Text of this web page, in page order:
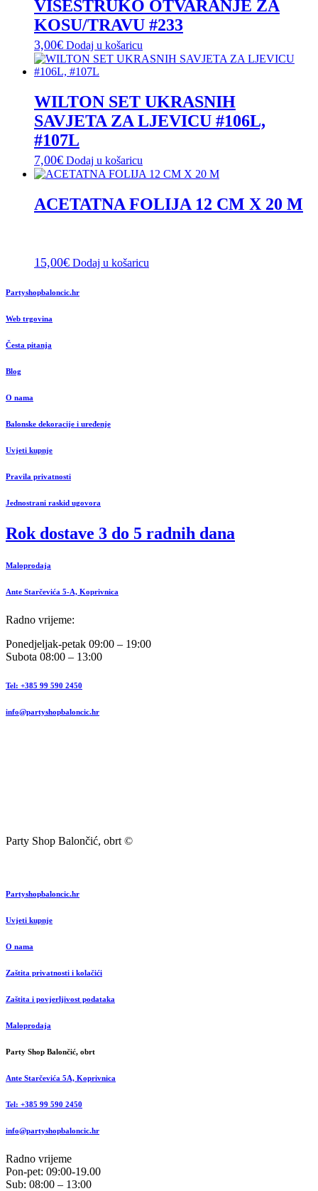
VIŠESTRUKO OTVARANJE ZA
KOSU/TRAVU #233
3,00€ Dodaj u košaricu
WILTON SET UKRASNIH
SAVJETA ZA LJEVICU #106L,
#107L
7,00€ Dodaj u košaricu
ACETATNA FOLIJA 12 CM X 20 M
15,00€ Dodaj u košaricu
Partyshopbaloncic.hr
Web trgovina
Česta pitanja
Blog
O nama
Balonske dekoracije i uređenje
Uvjeti kupnje
Pravila privatnosti
Jednostrani raskid ugovora
Rok dostave 3 do 5 radnih dana
Maloprodaja
Ante Starčevića 5-A, Koprivnica
Radno vrijeme:
Ponedjeljak-petak 09:00 – 19:00
Subota 08:00 – 13:00
Tel: +385 99 590 2450
info@partyshopbaloncic.hr
Party Shop Balončić, obrt ©
Partyshopbaloncic.hr
Uvjeti kupnje
O nama
Zaštita privatnosti i kolačići
Zaštita i povjerljivost podataka
Maloprodaja
Party Shop Balončić, obrt
Ante Starčevića 5A, Koprivnica
Tel: +385 99 590 2450
info@partyshopbaloncic.hr
Radno vrijeme
Pon-pet: 09:00-19.00
Sub: 08:00 – 13:00